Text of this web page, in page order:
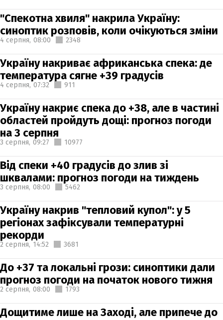
"Спекотна хвиля" накрила Україну:
синоптик розповів, коли очікуються зміни
4 серпня, 08:00 2348
Україну накриває африканська спека: де
температура сягне +39 градусів
4 серпня, 07:32 911
Україну накриє спека до +38, але в частині
областей пройдуть дощі: прогноз погоди
на 3 серпня
3 серпня, 09:27 10977
Від спеки +40 градусів до злив зі
шквалами: прогноз погоди на тиждень
3 серпня, 08:00 5462
Україну накрив "тепловий купол": у 5
регіонах зафіксували температурні
рекорди
2 серпня, 14:52 3681
До +37 та локальні грози: синоптики дали
прогноз погоди на початок нового тижня
2 серпня, 08:00 1793
Дощитиме лише на Заході, але припече до